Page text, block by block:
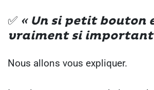
✅ « Un si petit bouton
vraiment si important
Nous allons vous expliquer.